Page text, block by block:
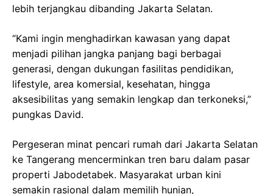
lebih terjangkau dibanding Jakarta Selatan.
“Kami ingin menghadirkan kawasan yang dapat
menjadi pilihan jangka panjang bagi berbagai
generasi, dengan dukungan fasilitas pendidikan,
lifestyle, area komersial, kesehatan, hingga
aksesibilitas yang semakin lengkap dan terkoneksi,”
pungkas David.
Pergeseran minat pencari rumah dari Jakarta Selatan
ke Tangerang mencerminkan tren baru dalam pasar
properti Jabodetabek. Masyarakat urban kini
semakin rasional dalam memilih hunian,